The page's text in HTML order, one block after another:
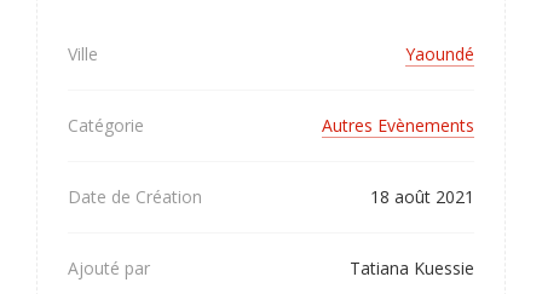
Ville Yaoundé
Catégorie Autres Evènements
Date de Création 18 août 2021
Ajouté par Tatiana Kuessie